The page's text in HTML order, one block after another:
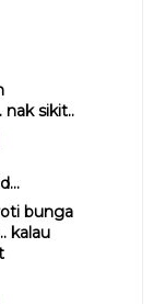
sikit..
bunga
kalau